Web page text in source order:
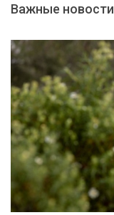
Важные новости